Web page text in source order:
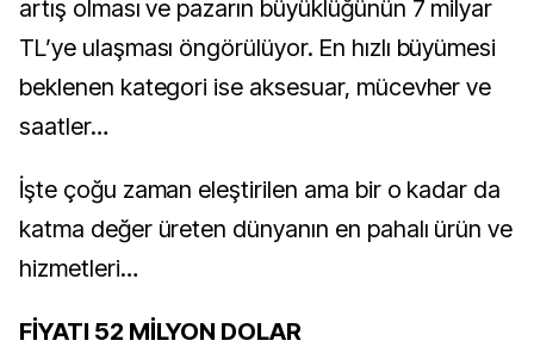
artış olması ve pazarın büyüklüğünün 7 milyar
TL’ye ulaşması öngörülüyor. En hızlı büyümesi
beklenen kategori ise aksesuar, mücevher ve
saatler…
İşte çoğu zaman eleştirilen ama bir o kadar da
katma değer üreten dünyanın en pahalı ürün ve
hizmetleri…
FİYATI 52 MİLYON DOLAR